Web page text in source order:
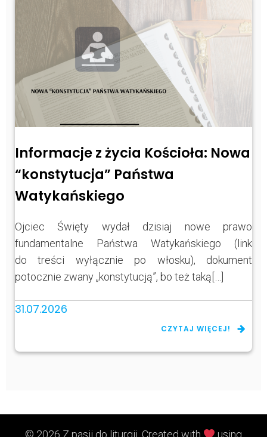
Informacje z życia Kościoła: Nowa
“konstytucja” Państwa
Watykańskiego
Ojciec Święty wydał dzisiaj nowe prawo
fundamentalne Państwa Watykańskiego (link
do treści wyłącznie po włosku), dokument
potocznie zwany „konstytucją”, bo też taką[…]
31.07.2026
CZYTAJ WIĘCEJ!
© 2026 Z pasji do liturgii. Created with using